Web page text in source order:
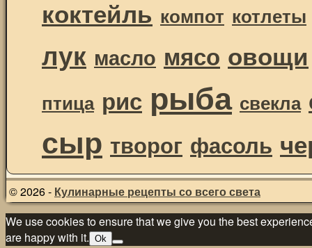
коктейль компот котлеты
лук масло мясо овощи
птица рис рыба свекла
сыр творог фасоль
© 2026 - Кулинарные рецепты со всего света
We use cookies to ensure that we give you the best
are happy with it. Ok